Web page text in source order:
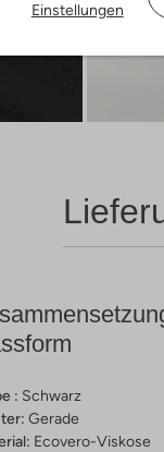
Einstellungen
: Schwarz
Gerade
Ecovero-Viskose